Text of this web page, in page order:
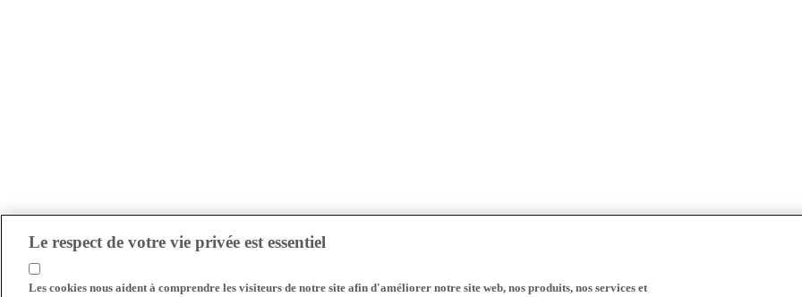
Le respect de votre vie privée est essentiel
Les cookies nous aident à comprendre les visiteurs de notre site afin d'améliorer notre site web, nos produits, nos services et